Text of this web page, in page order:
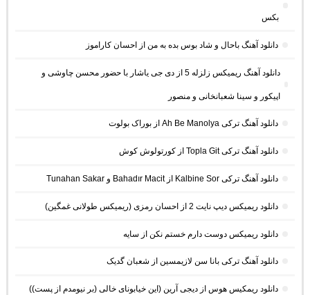
بکس
دانلود آهنگ باحال و شاد بوس بده به من از احسان کاراموز
دانلود آهنگ ریمیکس زلزله 5 از دی جی یاشار با حضور محسن چاوشی و
اپیکور و سینا شعبانخانی و منصور
دانلود آهنگ ترکی Ah Be Manolya از بوراک بولوت
دانلود آهنگ ترکی Topla Git از کورتولوش کوش
دانلود آهنگ ترکی Kalbine Sor از Bahadır Macit و Tunahan Sakar
دانلود ریمیکس دیپ نایت 2 از احسان رمزی (ریمیکس طولانی غمگین)
دانلود ریمیکس دوست دارم خستم نکن از سایه
دانلود آهنگ ترکی بانا سن لازیمسین از شعبان گدیک
دانلود ریمکیس هوس از دیجی آرین (این خیابونای خالی (بر نیومدم از پست))